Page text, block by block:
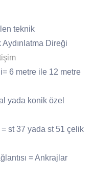
teknik
Direği
6 metre ile 12 metre
yada konik özel
st 37 yada st 51 çelik
= Ankrajlar